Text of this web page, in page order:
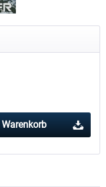
Mega Airport Berlin
Warenkorb